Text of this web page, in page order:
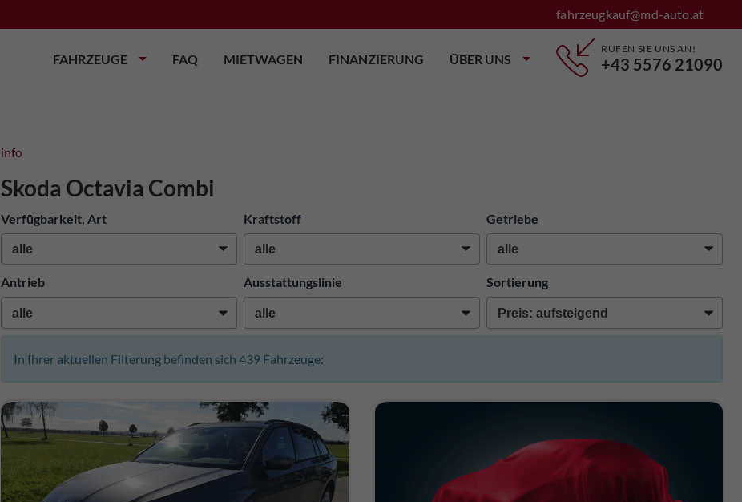
fahrzeugkauf@md-auto.at
FAHRZEUGE FAQ MIETWAGEN FINANZIERUNG ÜBER UNS
RUFEN SIE UNS AN!
+43 5576 21090
info
Skoda Octavia Combi
Verfügbarkeit, Art Kraftstoff Getriebe
Antrieb Ausstattungslinie Sortierung
In Ihrer aktuellen Filterung befinden sich439 Fahrzeuge: